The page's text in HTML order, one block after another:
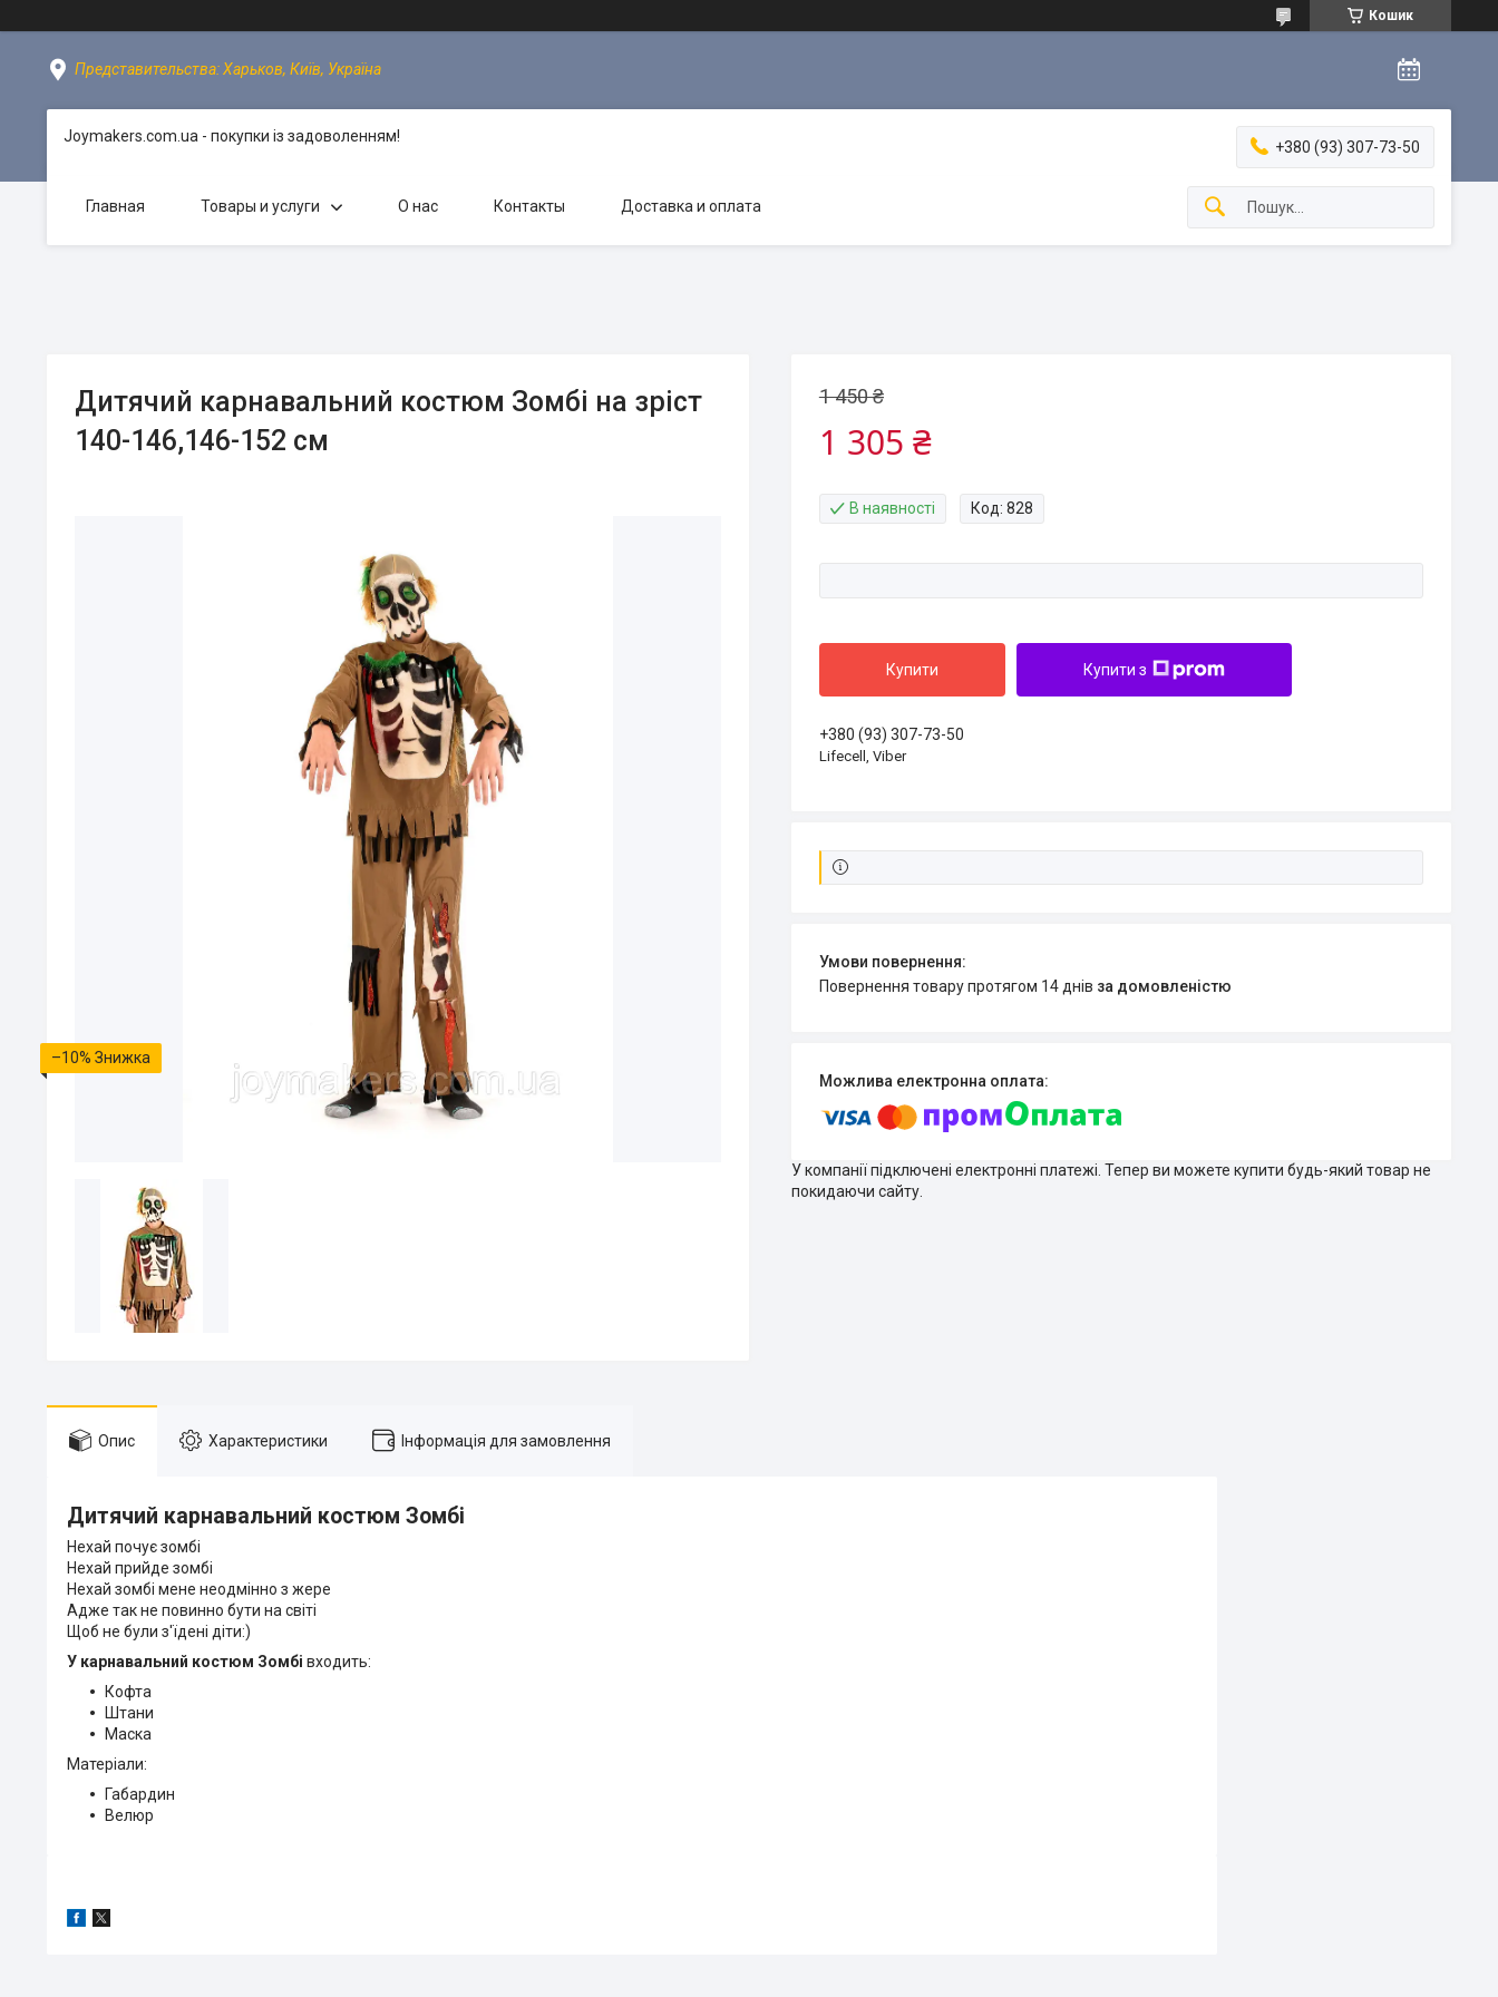
Кошик
Представительства: Харьков, Київ, Україна
Joymakers.com.ua - покупки із задоволенням!
+380 (93) 307-73-50
Главная Товары и услуги О нас Контакты Доставка и оплата
Дитячий карнавальний костюм Зомбі на зріст
140-146,146-152 см
–10%
1 450 ₴
1 305 ₴
В наявності Код: 828
Купити Купити з
+380 (93) 307-73-50
Lifecell, Viber
повернення товару протягом 14 днів за домовленістю
У компанії підключені електронні платежі. Тепер ви можете купити будь-який товар не
покидаючи сайту.
Опис Характеристики Інформація для замовлення
Дитячий карнавальний костюм Зомбі
Нехай почує зомбі
Нехай прийде зомбі
Нехай зомбі мене неодмінно з жере
Адже так не повинно бути на світі
Щоб не були з'їдені діти:)
У карнавальний костюм Зомбі входить:
Кофта
Штани
Маска
Матеріали:
Габардин
Велюр